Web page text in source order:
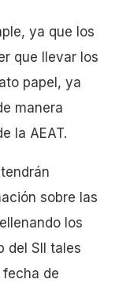
ya que los
que llevar los
papel, ya
manera
la AEAT.
sobre las
los
del SII tales
de